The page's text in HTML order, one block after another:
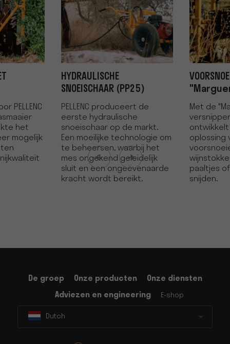
PELLENC
het
mogelijk
HYDRAULISCHE
SNOEISCHAAR (PP25)
PELLENC produceert de
eerste hydraulische
snoeischaar op de markt.
Een moeilijke technologie om
te beheersen, waarbij het
mes ongekend geleidelijk
sluit en een ongeëvenaarde
kracht wordt bereikt.
Met de
ontwikkelt
oplossing
paaltjes
snijden.
De groep Onze producten
Onze diensten
Adviezen en engineering
E-shop
Dutch